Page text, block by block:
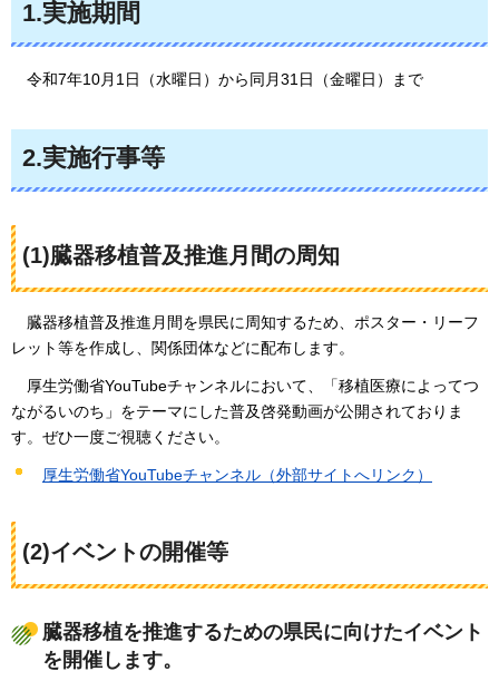
1.実施期間
令和7年10月1日（水曜日）から同月31日（金曜日）まで
2.実施行事等
(1)臓器移植普及推進月間の周知
臓器移植普及推進月間を県民に周知するため、ポスター・リーフ
レット等を作成し、関係団体などに配布します。
厚生労働省YouTubeチャンネルにおいて、「移植医療によってつ
ながるいのち」をテーマにした普及啓発動画が公開されておりま
す。ぜひ一度ご視聴ください。
厚生労働省YouTubeチャンネル（外部サイトへリンク）
(2)イベントの開催等
臓器移植を推進するための県民に向けたイベント
を開催します。